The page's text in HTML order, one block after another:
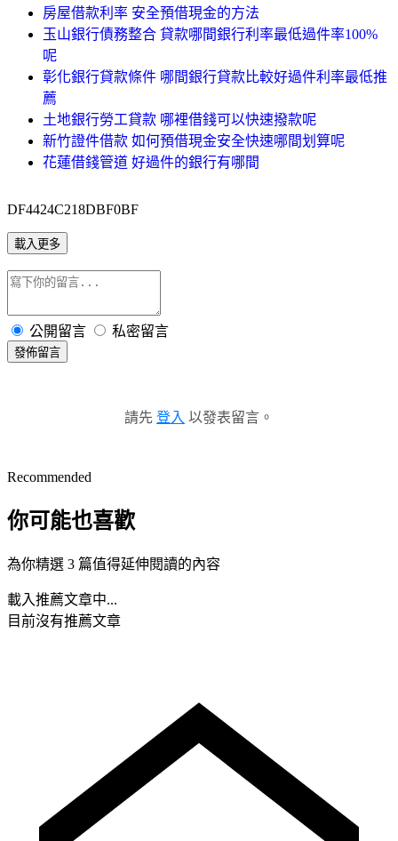
房屋借款利率 安全預借現金的方法
玉山銀行債務整合 貸款哪間銀行利率最低過件率100%
呢
彰化銀行貸款條件 哪間銀行貸款比較好過件利率最低推
薦
土地銀行勞工貸款 哪裡借錢可以快速撥款呢
新竹證件借款 如何預借現金安全快速哪間划算呢
花蓮借錢管道 好過件的銀行有哪間
DF4424C218DBF0BF
載入更多
公開留言 私密留言
發佈留言
請先 登入 以發表留言。
Recommended
你可能也喜歡
為你精選 3 篇值得延伸閱讀的內容
載入推薦文章中...
目前沒有推薦文章